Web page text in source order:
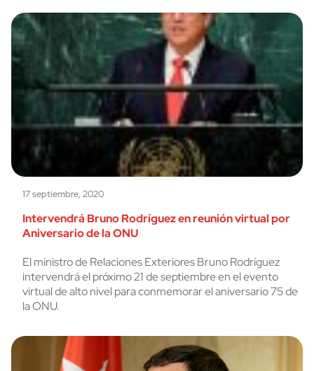
17 septiembre, 2020
Intervendrá Bruno Rodríguez en reunión virtual por
Aniversario de la ONU
El ministro de Relaciones Exteriores Bruno Rodríguez
intervendrá el próximo 21 de septiembre en el evento
virtual de alto nivel para conmemorar el aniversario 75 de
la ONU.